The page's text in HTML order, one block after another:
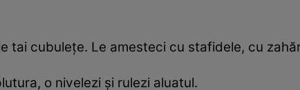
tai cubulețe. Le amesteci cu stafidele, cu
o nivelezi și rulezi aluatul.